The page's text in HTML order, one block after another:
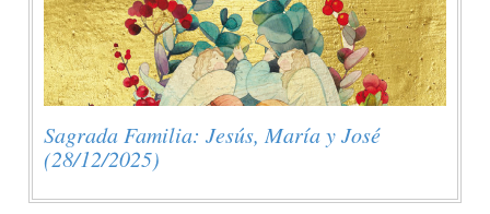
Sagrada Familia: Jesús, María y José
(28/12/2025)